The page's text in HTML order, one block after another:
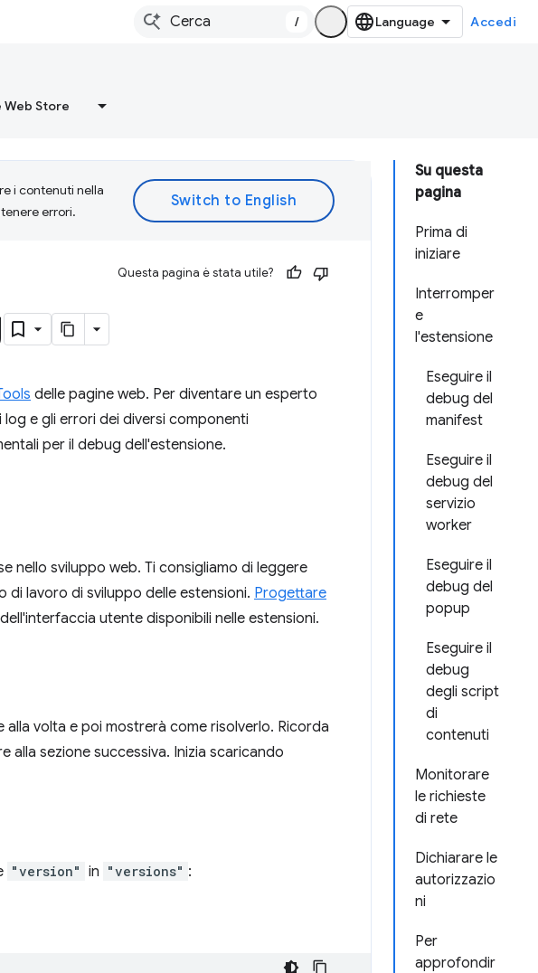
/ Accedi
Web Store
Su questa
pagina
Prima di
iniziare
Interromper
e
l'estensione
Eseguire il
debug del
manifest
Eseguire il
debug del
servizio
worker
Eseguire il
debug del
popup
Eseguire il
debug
degli script
di
contenuti
Monitorare
le richieste
di rete
Dichiarare le
autorizzazio
ni
Per
approfondir
i contenuti nella
errori.
Questa pagina è stata utile?
delle pagine web. Per diventare un esperto
e gli errori dei diversi componenti
per il debug dell'estensione.
nello sviluppo web. Ti consigliamo di leggere
di lavoro di sviluppo delle estensioni. Progettare
utente disponibili nelle estensioni.
volta e poi mostrerà come risolverlo. Ricorda
alla sezione successiva. Inizia scaricando
"version" in "versions" :